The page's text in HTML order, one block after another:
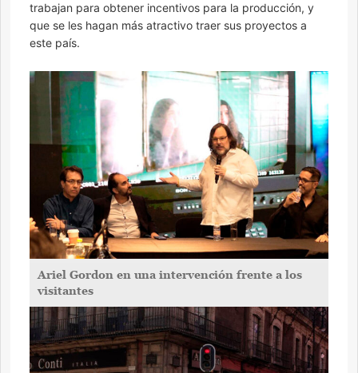
trabajan para obtener incentivos para la producción, y
que se les hagan más atractivo traer sus proyectos a
este país.
Ariel Gordon en una intervención frente a los
visitantes